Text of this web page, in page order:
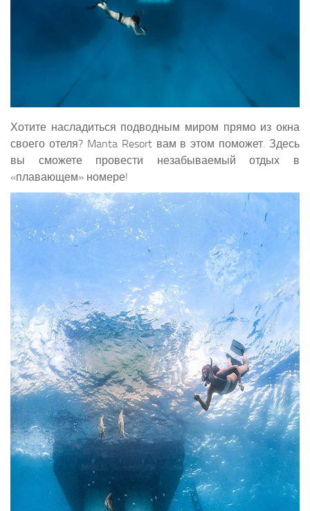
Хотите насладиться подводным миром прямо из окна
своего отеля? Manta Resort вам в этом поможет. Здесь
вы сможете провести незабываемый отдых в
«плавающем» номере!